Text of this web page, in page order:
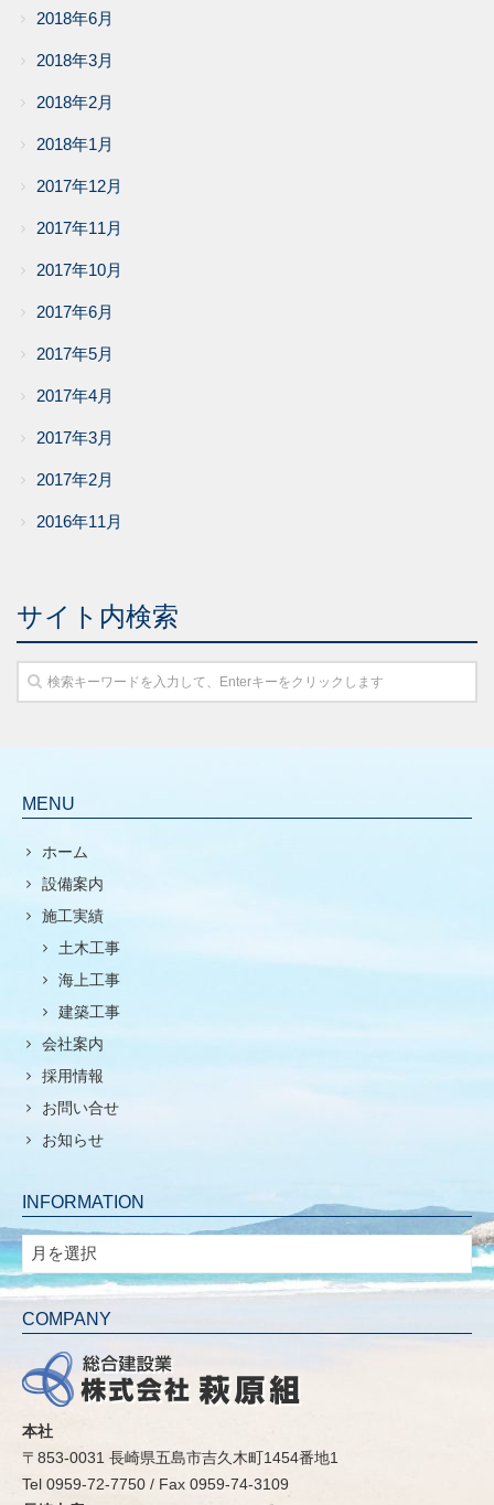
2018年6月
2018年3月
2018年2月
2018年1月
2017年12月
2017年11月
2017年10月
2017年6月
2017年5月
2017年4月
2017年3月
2017年2月
2016年11月
サイト内検索
MENU
ホーム
設備案内
施工実績
土木工事
海上工事
建築工事
会社案内
採用情報
お問い合せ
お知らせ
INFORMATION
INFORMATION
COMPANY
本社
〒853-0031 長崎県五島市吉久木町1454番地1
Tel 0959-72-7750 / Fax 0959-74-3109